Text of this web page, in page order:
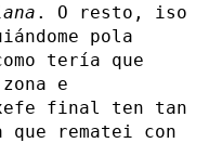
. O resto, iso
pola
tería que
e
xefe final ten tan
que rematei con